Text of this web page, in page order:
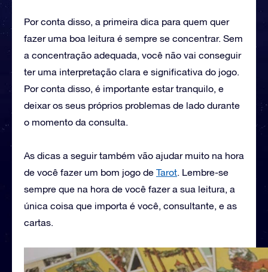
Por conta disso, a primeira dica para quem quer
fazer uma boa leitura é sempre se concentrar. Sem
a concentração adequada, você não vai conseguir
ter uma interpretação clara e significativa do jogo.
Por conta disso, é importante estar tranquilo, e
deixar os seus próprios problemas de lado durante
o momento da consulta.
As dicas a seguir também vão ajudar muito na hora
de você fazer um bom jogo de Tarot. Lembre-se
sempre que na hora de você fazer a sua leitura, a
única coisa que importa é você, consultante, e as
cartas.